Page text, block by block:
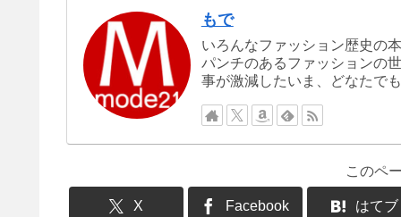
もで
いろんなファッション歴史の
パンチのあるファッションの
事が激減したいま、どなたで
このペ
X Facebook はてブ